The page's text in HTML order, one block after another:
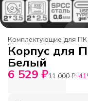
Комплектующие для ПК
Главная
Корпус для
Белый
6 529 ₽11 000 ₽−41